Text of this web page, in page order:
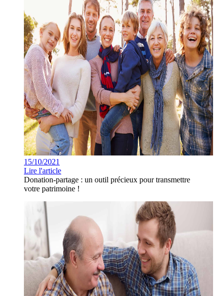
15/10/2021
Lire l'article
Donation-partage : un outil précieux pour transmettre
votre patrimoine !